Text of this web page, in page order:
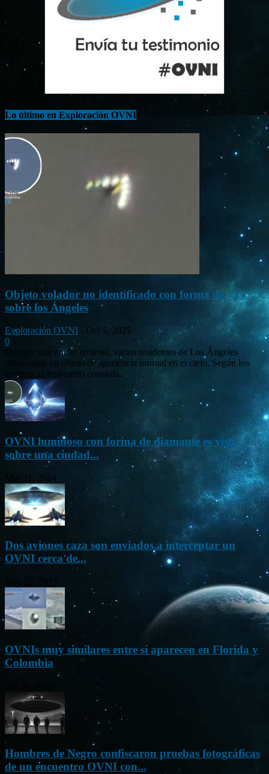
Lo último en Exploración OVNI
Objeto volador no identificado con forma de «V»
sobre los Ángeles
Exploración OVNI - Oct 5, 2025
0
Durante una noche reciente, varios residentes de Los Ángeles
observaron un objeto de apariencia inusual en el cielo. Según los
testigos, el fenómeno consistía...
OVNI luminoso con forma de diamante es visto
sobre una ciudad...
Mar 31, 2024
Dos aviones caza son enviados a interceptar un
OVNI cerca de...
OVNIs muy similares entre sí aparecen en Florida y
Colombia
Hombres de Negro confiscaron pruebas fotográficas
de un encuentro OVNI con...